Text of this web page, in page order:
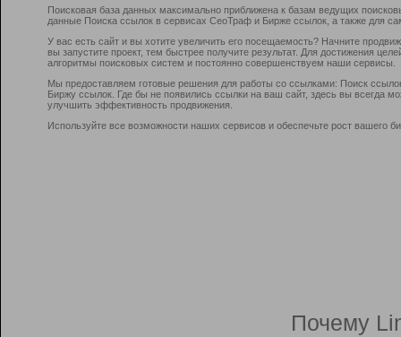
Поисковая база данных максимально приближена к базам ведущих
данные Поиска ссылок в сервисах СеоТраф и Бирже ссылок, а также для
У вас есть сайт и вы хотите увеличить его посещаемость? Начните
вы запустите проект, тем быстрее получите результат. Для достижения
алгоритмы поисковых систем и постоянно совершенствуем наши сервисы.
Мы предоставляем готовые решения для работы со ссылками: Поиск
Биржу ссылок. Где бы не появились ссылки на ваш сайт, здесь вы всегда
улучшить эффективность продвижения.
Используйте все возможности наших сервисов и обеспечьте рост вашего
Почему